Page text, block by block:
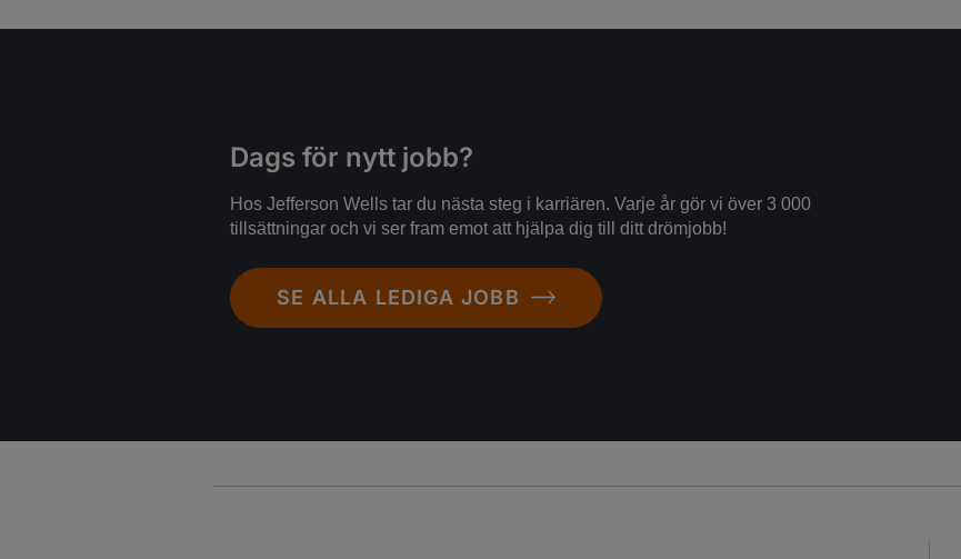
Dags för nytt jobb?
Hos Jefferson Wells tar du nästa steg i karriären. Varje år gör vi över 3 000
tillsättningar och vi ser fram emot att hjälpa dig till ditt drömjobb!
SE ALLA LEDIGA JOBB